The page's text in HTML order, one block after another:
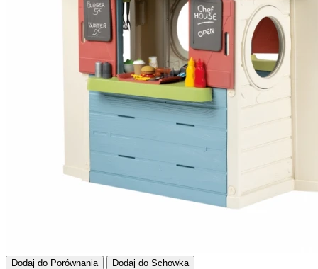
Dodaj do Porównania Dodaj do Schowka